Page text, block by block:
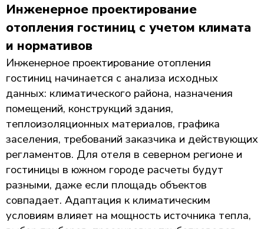
Инженерное проектирование
отопления гостиниц с учетом климата
и нормативов
Инженерное проектирование отопления
гостиниц начинается с анализа исходных
данных: климатического района, назначения
помещений, конструкций здания,
теплоизоляционных материалов, графика
заселения, требований заказчика и действующих
регламентов. Для отеля в северном регионе и
гостиницы в южном городе расчеты будут
разными, даже если площадь объектов
совпадает. Адаптация к климатическим
условиям влияет на мощность источника тепла,